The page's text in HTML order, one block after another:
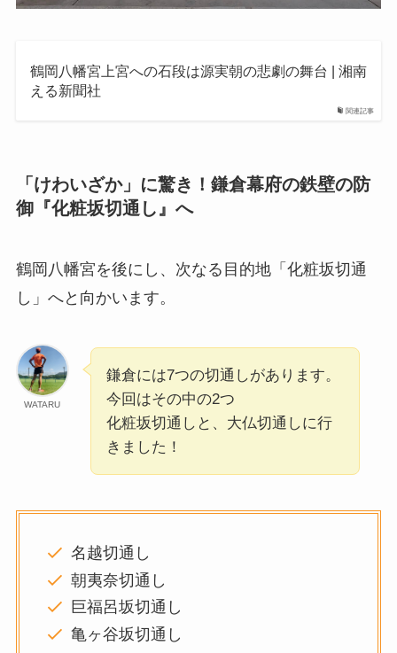
関連記事
鶴岡八幡宮上宮への石段は源実朝の悲劇の舞台 | 湘南
える新聞社
「けわいざか」に驚き！鎌倉幕府の鉄壁の防
御『化粧坂切通し』へ
鶴岡八幡宮を後にし、次なる目的地「化粧坂切通
し」へと向かいます。
WATARU
鎌倉には7つの切通しがあります。
今回はその中の2つ
化粧坂切通しと、大仏切通しに行
きました！
名越切通し
朝夷奈切通し
巨福呂坂切通し
亀ヶ谷坂切通し